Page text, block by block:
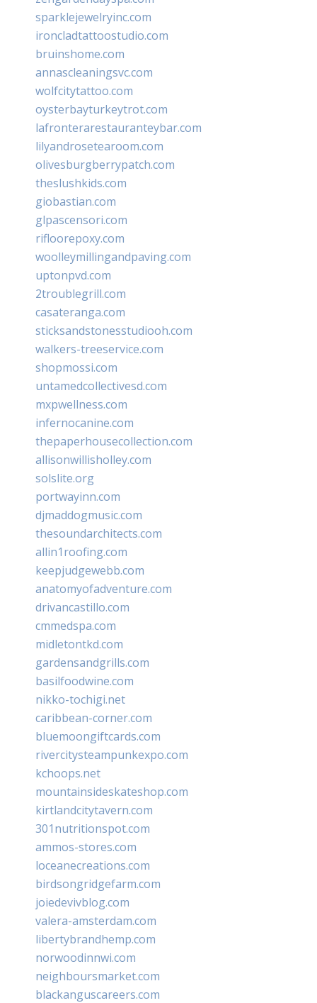
sparklejewelryinc.com
ironcladtattoostudio.com
bruinshome.com
annascleaningsvc.com
wolfcitytattoo.com
oysterbayturkeytrot.com
lafronterarestauranteybar.com
lilyandrosetearoom.com
olivesburgberrypatch.com
theslushkids.com
giobastian.com
glpascensori.com
rifloorepoxy.com
woolleymillingandpaving.com
uptonpvd.com
2troublegrill.com
casateranga.com
sticksandstonesstudiooh.com
walkers-treeservice.com
shopmossi.com
untamedcollectivesd.com
mxpwellness.com
infernocanine.com
thepaperhousecollection.com
allisonwillisholley.com
solslite.org
portwayinn.com
djmaddogmusic.com
thesoundarchitects.com
allin1roofing.com
keepjudgewebb.com
anatomyofadventure.com
drivancastillo.com
cmmedspa.com
midletontkd.com
gardensandgrills.com
basilfoodwine.com
nikko-tochigi.net
caribbean-corner.com
bluemoongiftcards.com
rivercitysteampunkexpo.com
kchoops.net
mountainsideskateshop.com
kirtlandcitytavern.com
301nutritionspot.com
ammos-stores.com
loceanecreations.com
birdsongridgefarm.com
joiedevivblog.com
valera-amsterdam.com
libertybrandhemp.com
norwoodinnwi.com
neighboursmarket.com
blackanguscareers.com